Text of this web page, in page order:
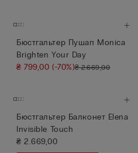
Бюстгальтер Пушап Monica
Brighten Your Day
₴ 799,00(-70%)₴ 2.669,00
Бюстгальтер Балконет Elena
Invisible Touch
₴ 2.669,00